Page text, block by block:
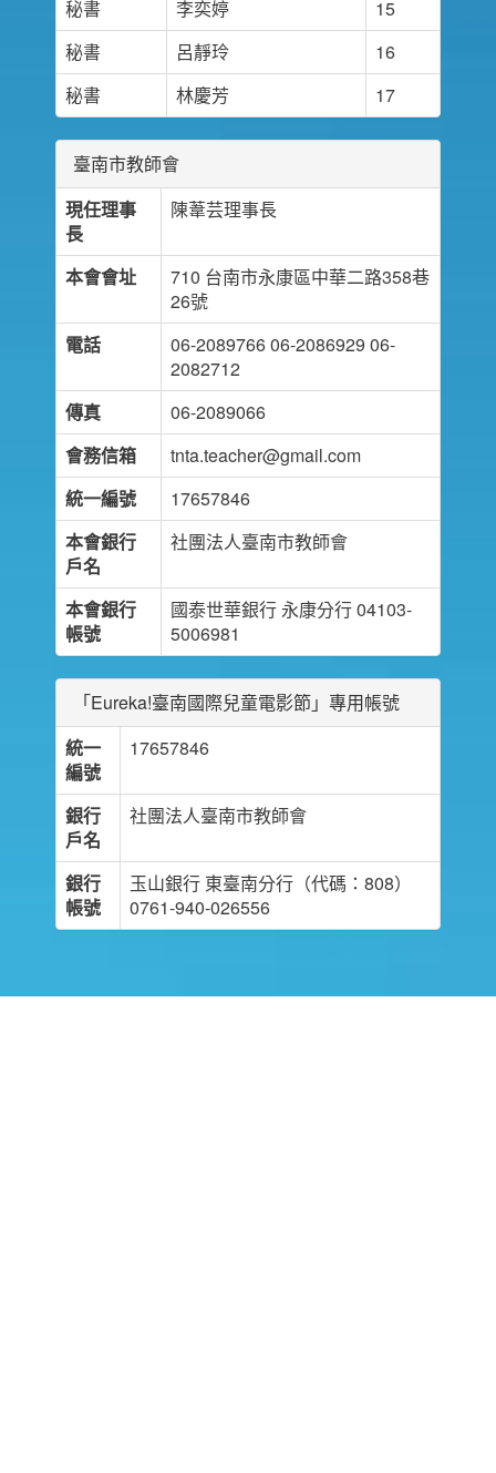
秘書
李奕婷
15
秘書
呂靜玲
16
秘書
林慶芳 17
臺南市教師會
現任理事
長
陳葦芸理事長
本會會址
710 台南市永康區中華二路358巷
26號
電話
06-2089766 06-2086929 06-
2082712
傳真
06-2089066
會務信箱
tnta.teacher@gmail.com
統一編號
17657846
本會銀行
戶名
社團法人臺南市教師會
本會銀行
帳號
國泰世華銀行 永康分行 04103-
5006981
「Eureka!臺南國際兒童電影節」專用帳號
統一
編號
17657846
銀行
戶名
社團法人臺南市教師會
銀行
帳號
玉山銀行 東臺南分行（代碼：808）
0761-940-026556